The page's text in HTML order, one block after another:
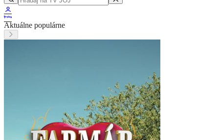
Aktuálne populárne